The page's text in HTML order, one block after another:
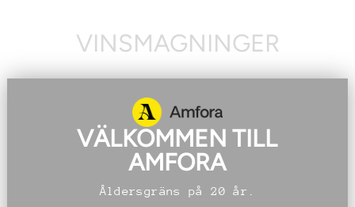
VINSMAGNINGER
VÄLKOMMEN TILL
AMFORA
Åldersgräns på 20 år.